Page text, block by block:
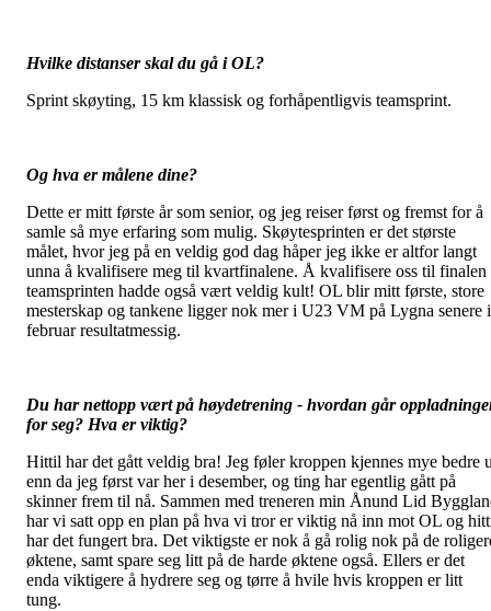
Hvilke distanser skal du gå i OL?
Sprint skøyting, 15 km klassisk og forhåpentligvis teamsprint.
Og hva er målene dine?
Dette er mitt første år som senior, og jeg reiser først og fremst for å
samle så mye erfaring som mulig. Skøytesprinten er det største
målet, hvor jeg på en veldig god dag håper jeg ikke er altfor langt
unna å kvalifisere meg til kvartfinalene. Å kvalifisere oss til finalen
teamsprinten hadde også vært veldig kult! OL blir mitt første, store
mesterskap og tankene ligger nok mer i U23 VM på Lygna senere i
februar resultatmessig.
Du har nettopp vært på høydetrening - hvordan går
for seg? Hva er viktig?
Hittil har det gått veldig bra! Jeg føler kroppen kjennes mye bedre
enn da jeg først var her i desember, og ting har egentlig gått på
skinner frem til nå. Sammen med treneren min Ånund Lid
har vi satt opp en plan på hva vi tror er viktig nå inn mot OL og
har det fungert bra. Det viktigste er nok å gå rolig nok på de
øktene, samt spare seg litt på de harde øktene også. Ellers er det
enda viktigere å hydrere seg og tørre å hvile hvis kroppen er litt
tung.